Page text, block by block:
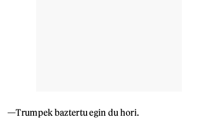
—Trumpek baztertu egin du hori.